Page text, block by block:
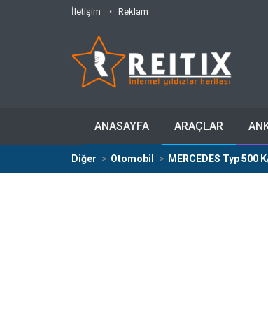
İletişim Reklam
ANASAYFA ARAÇLAR
Diğer Otomobil MERCEDES Typ